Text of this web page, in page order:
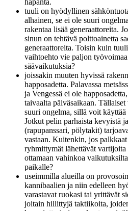
tuuli on hyödyllinen
alhainen, se ei ole suuri
rakentaa lisää generaattoreita.
sinun on tehtävä polttoainetta
generaattoreita. Toisin kuin
vaihtoehto vie paljon
säävaikutuksia?
joissakin muuten hyvissä
happosadetta. Palavassa
ja Vengessä ei ole
taivaalta päiväsaikaan.
suuri ongelma, sillä voit
Jotkut pelin parhaista kevyistä
(rapupanssari, pölytakit)
vastaan. Kuitenkin, jos
ryhmittymät lähettävät
ottamaan vahinkoa
paikalle?
useimmilla alueilla on
kannibaalien ja niin edelleen
varastavat ruokasi tai yrittävät
joitain hillittyjä taktiikoita,